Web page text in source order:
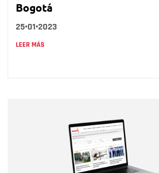
Bogotá
25•01•2023
LEER MÁS
Correo electrónico